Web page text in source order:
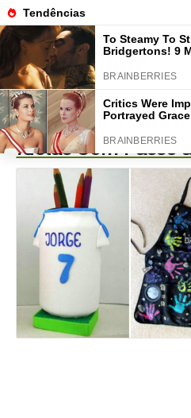
Artesanato Para o
Ideias Com Passo